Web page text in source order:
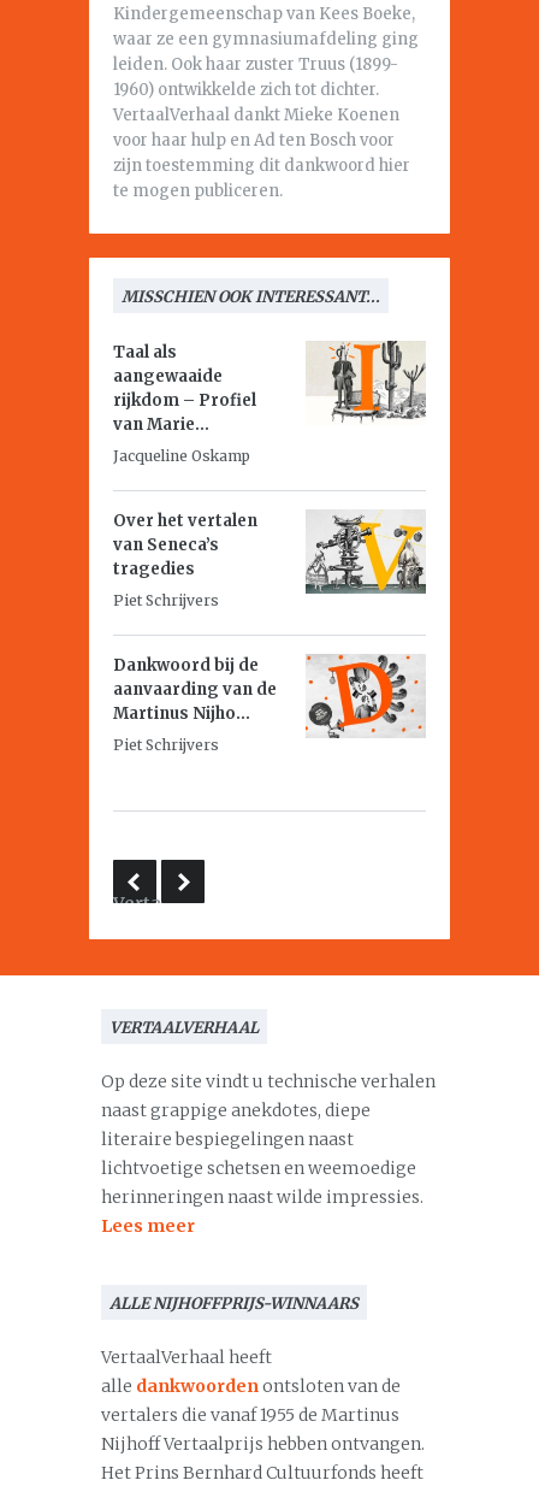
Kindergemeenschap van Kees Boeke,
waar ze een gymnasiumafdeling ging
leiden. Ook haar zuster Truus (1899-
1960) ontwikkelde zich tot dichter.
VertaalVerhaal dankt Mieke Koenen
voor haar hulp en Ad ten Bosch voor
zijn toestemming dit dankwoord hier
te mogen publiceren.
MISSCHIEN OOK INTERESSANT...
Taal als
aangewaaide
rijkdom – Profiel
van Marie...
Jacqueline Oskamp
Over het vertalen
van Seneca’s
tragedies
Piet Schrijvers
Dankwoord bij de
aanvaarding van de
Martinus Nijho...
Piet Schrijvers
Vertalen
Spaans
VERTAALVERHAAL
Op deze site vindt u technische verhalen
naast grappige anekdotes, diepe
literaire bespiegelingen naast
lichtvoetige schetsen en weemoedige
herinneringen naast wilde impressies.
Lees meer
ALLE NIJHOFFPRIJS-WINNAARS
VertaalVerhaal heeft
alle dankwoordenontsloten van de
vertalers die vanaf 1955 de Martinus
Nijhoff Vertaalprijs hebben ontvangen.
Het Prins Bernhard Cultuurfonds heeft